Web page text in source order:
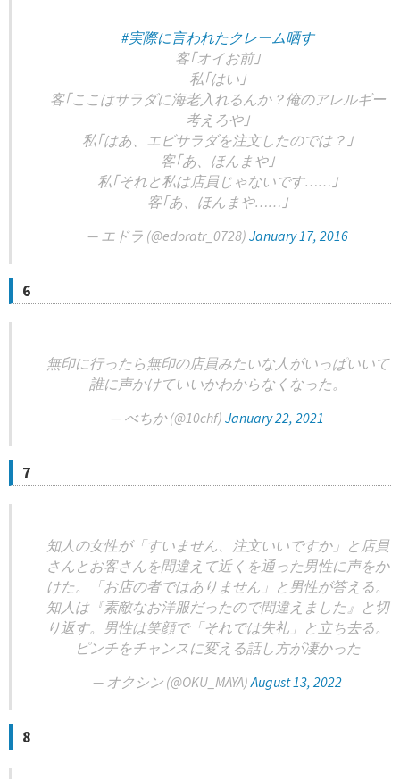
#実際に言われたクレーム晒す
客｢オイお前｣
私｢はい｣
客｢ここはサラダに海老入れるんか？俺のアレルギー
考えろや｣
私｢はあ、エビサラダを注文したのでは？｣
客｢あ、ほんまや｣
私｢それと私は店員じゃないです……｣
客｢あ、ほんまや……｣
— エドラ (@edoratr_0728) January 17, 2016
6
無印に行ったら無印の店員みたいな人がいっぱいいて
誰に声かけていいかわからなくなった。
— べちか (@10chf) January 22, 2021
7
知人の女性が「すいません、注文いいですか」と店員
さんとお客さんを間違えて近くを通った男性に声をか
けた。「お店の者ではありません」と男性が答える。
知人は『素敵なお洋服だったので間違えました』と切
り返す。男性は笑顔で「それでは失礼」と立ち去る。
ピンチをチャンスに変える話し方が凄かった
— オクシン (@OKU_MAYA)August 13, 2022
8